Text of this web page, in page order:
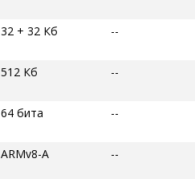
32 + 32 Кб --
512 Кб --
64 бита --
ARMv8-A --